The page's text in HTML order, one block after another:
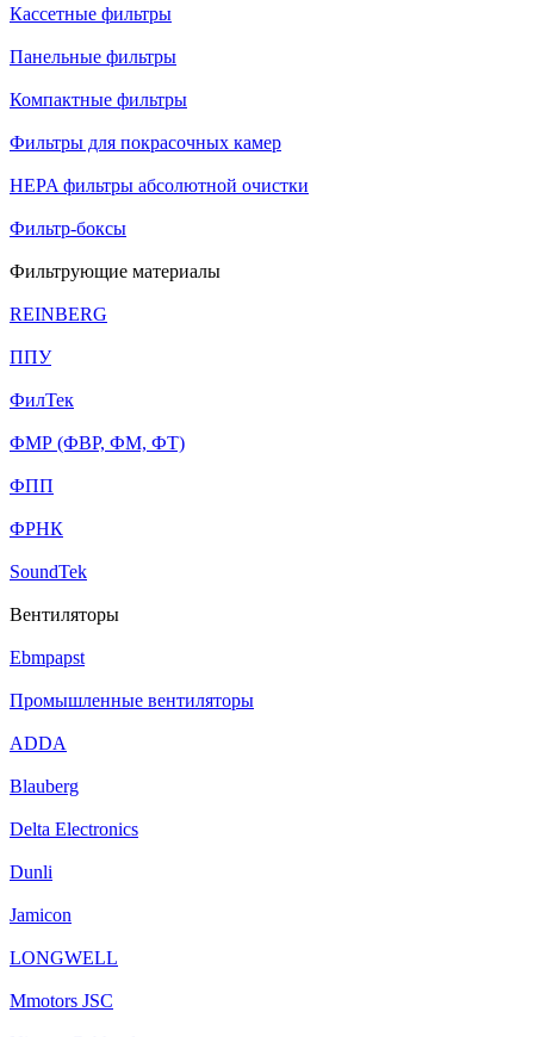
Кассетные фильтры
Панельные фильтры
Компактные фильтры
Фильтры для покрасочных камер
HEPA фильтры абсолютной очистки
Фильтр-боксы
Фильтрующие материалы
REINBERG
ППУ
ФилТек
ФМР (ФВР, ФМ, ФТ)
ФПП
ФРНК
SoundTek
Вентиляторы
Ebmpapst
Промышленные вентиляторы
ADDA
Blauberg
Delta Electronics
Dunli
Jamicon
LONGWELL
Mmotors JSC